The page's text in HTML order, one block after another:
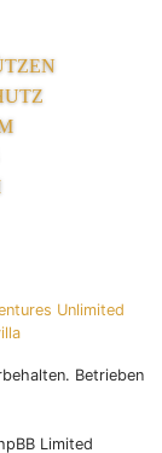
Unlimited
Betrieben
Limited